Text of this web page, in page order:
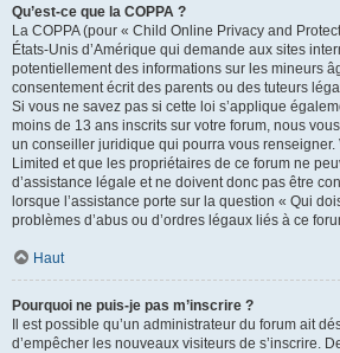
Qu’est-ce que la COPPA ?
La COPPA (pour « Child Online Privacy and
États-Unis d’Amérique qui demande aux sites
potentiellement des informations sur les mineurs
consentement écrit des parents ou des tuteurs
Si vous ne savez pas si cette loi s’applique
moins de 13 ans inscrits sur votre forum, nous
un conseiller juridique qui pourra vous
Limited et que les propriétaires de ce forum ne
d’assistance légale et ne doivent donc pas être
lorsque l’assistance porte sur la question « Qui
problèmes d’abus ou d’ordres légaux liés à ce
Haut
Pourquoi ne puis-je pas m’inscrire ?
Il est possible qu’un administrateur du forum ait
d’empêcher les nouveaux visiteurs de s’inscrire.